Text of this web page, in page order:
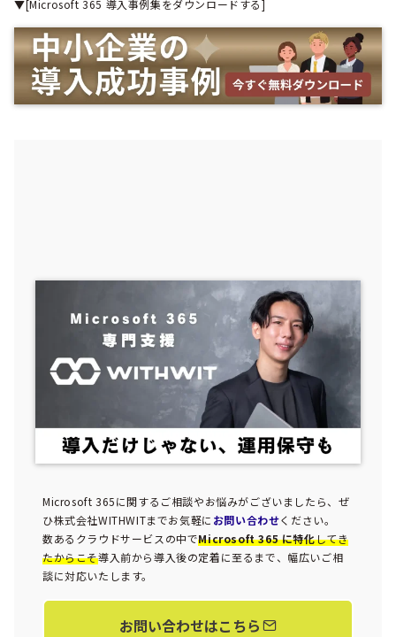
▼[Microsoft 365 導入事例集をダウンロードする]
Microsoft 365に関するご相談やお悩みがございましたら、ぜ
ひ株式会社WITHWITまでお気軽に お問い合わせください。
数あるクラウドサービスの中でMicrosoft 365 に特化してき
たからこそ導入前から導入後の定着に至るまで、幅広いご相
談に対応いたします。
お問い合わせはこちら